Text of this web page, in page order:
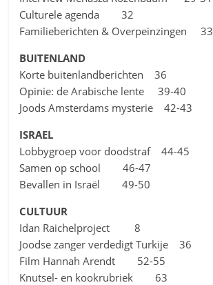
Culturele agenda 32
Familieberichten & Overpeinzingen 33
BUITENLAND
Korte buitenlandberichten 36
Opinie: de Arabische lente 39-40
Joods Amsterdams mysterie 42-43
ISRAEL
Lobbygroep voor doodstraf 44-45
Samen op school 46-47
Bevallen in Israël 49-50
CULTUUR
Idan Raichelproject 8
Joodse zanger verdedigt Turkije 36
Film Hannah Arendt 52-55
Knutsel- en kookrubriek 63